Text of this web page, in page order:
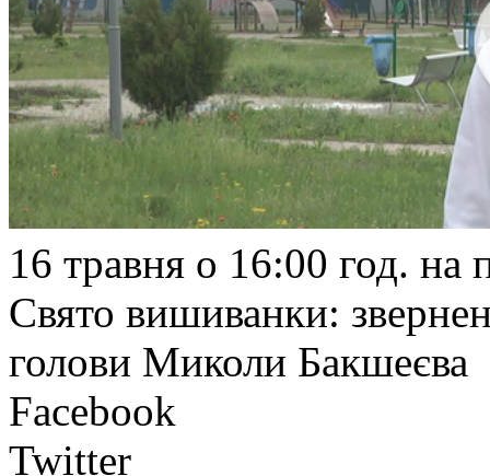
16 травня о 16:00 год. на
Свято вишиванки:
голови Миколи Бакшеєва
Facebook
Twitter